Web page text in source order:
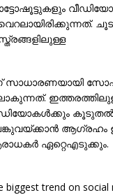
സാധാരണയായി
കൂടുതൽ
ആഗ്രഹം
ഏറ്റെഎടുക്കും.
biggest trend on social